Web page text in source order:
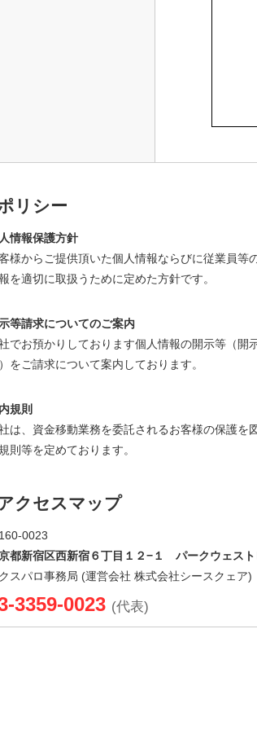
リシー
情報保護方針
様からご提供頂いた個人情報ならびに従業員等
を適切に取扱うために定めた方針です。
等請求についてのご案内
でお預かりしております個人情報の開示等（
をご請求について案内しております。
規則
は、資金移動業務を委託されるお客様の保護
則等を定めております。
クセスマップ
0023
都新宿区西新宿６丁目１２−１ パークウェス
スパロ事務局 (運営会社 株式会社シースクェア)
3359-0023 (代表)